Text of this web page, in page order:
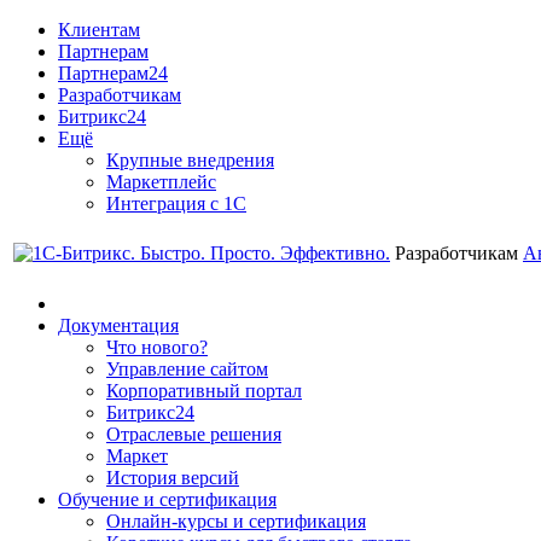
Клиентам
Партнерам
Партнерам24
Разработчикам
Битрикс24
Ещё
Крупные внедрения
Маркетплейс
Интеграция с 1С
Разработчикам
Документация
Что нового?
Управление сайтом
Корпоративный портал
Битрикс24
Отраслевые решения
Маркет
История версий
Обучение и сертификация
Онлайн-курсы и сертификация